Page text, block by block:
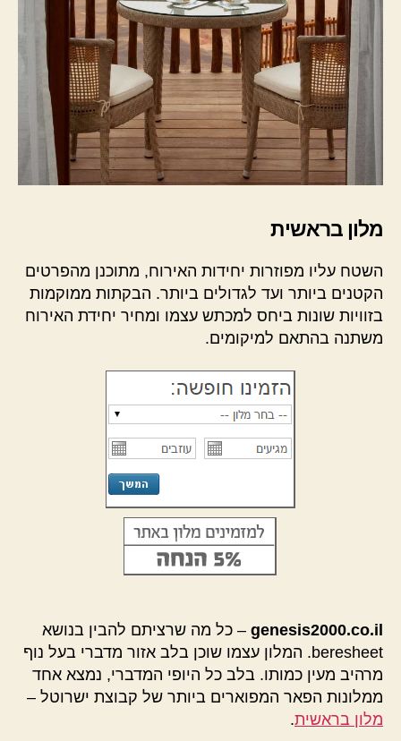
מלון בראשית
השטח עליו מפוזרות יחידות האירוח, מתוכנן מהפרטים
הקטנים ביותר ועד לגדולים ביותר. הבקתות ממוקמות
בזוויות שונות ביחס למכתש עצמו ומחיר יחידת האירוח
משתנה בהתאם למיקומים.
genesis2000.co.il – כל מה שרציתם להבין בנושא
beresheet. המלון עצמו שוכן בלב אזור מדברי בעל נוף
מרהיב מעין כמותו. בלב כל היופי המדברי, נמצא אחד
ממלונות הפאר המפוארים ביותר של קבוצת ישרוטל –
מלון בראשית.